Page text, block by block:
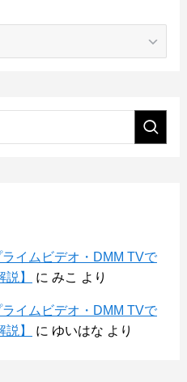
ライムビデオ・DMM TVで
】
に みこ より
ライムビデオ・DMM TVで
】
に ゆいはな より